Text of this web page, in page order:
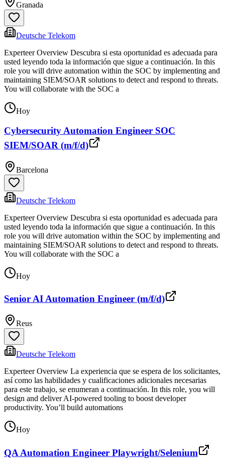
Granada
Deutsche Telekom
Experteer Overview Descubra si esta oportunidad es adecuada para
usted leyendo toda la información que sigue a continuación. In this
role you will drive automation within the SOC by implementing and
maintaining SIEM/SOAR solutions to detect and respond to threats.
You will collaborate with the SOC a
Hoy
Cybersecurity Automation Engineer SOC
SIEM/SOAR (m/f/d)
Barcelona
Deutsche Telekom
Experteer Overview Descubra si esta oportunidad es adecuada para
usted leyendo toda la información que sigue a continuación. In this
role you will drive automation within the SOC by implementing and
maintaining SIEM/SOAR solutions to detect and respond to threats.
You will collaborate with the SOC a
Hoy
Senior AI Automation Engineer (m/f/d)
Reus
Deutsche Telekom
Experteer Overview La experiencia que se espera de los solicitantes,
así como las habilidades y cualificaciones adicionales necesarias
para este trabajo, se enumeran a continuación. In this role, you will
design and deliver AI-powered tooling to boost developer
productivity. You’ll build automations
Hoy
QA Automation Engineer Playwright/Selenium